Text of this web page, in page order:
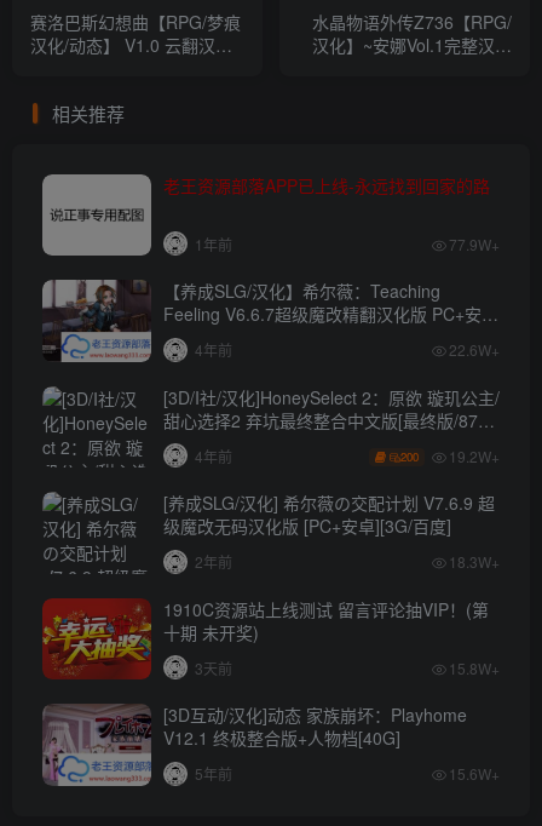
赛洛巴斯幻想曲【RPG/梦痕
汉化/动态】 V1.0 云翻汉化
水晶物语外传Z736【RPG/
汉化】~安娜Vol.1完整汉化
相关推荐
老王资源部落APP已上线-永远找到回家的路
1年前 77.9W+
【养成SLG/汉化】希尔薇：Teaching
Feeling V6.6.7超级魔改精翻汉化版 PC+安卓
【4.3G】
4年前 22.6W+
[3D/I社/汉化]HoneySelect 2：原欲 璇玑公主/
甜心选择2 弃坑最终整合中文版[最终版/87G/
秒传]
4年前 200 19.2W+
[养成SLG/汉化] 希尔薇の交配计划 V7.6.9 超
级魔改无码汉化版 [PC+安卓][3G/百度]
2年前 18.3W+
1910C资源站上线测试 留言评论抽VIP！(第
十期 未开奖)
3天前 15.8W+
[3D互动/汉化]动态 家族崩坏：Playhome
V12.1 终极整合版+人物档[40G]
5年前 15.6W+